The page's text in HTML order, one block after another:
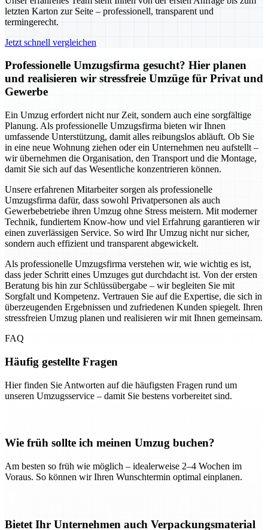
letzten Karton zur Seite – professionell, transparent und
termingerecht.
Jetzt schnell vergleichen
Professionelle Umzugsfirma gesucht? Hier planen
und realisieren wir stressfreie Umzüge für Privat und
Gewerbe
Ein Umzug erfordert nicht nur Zeit, sondern auch eine sorgfältige
Planung. Als professionelle Umzugsfirma bieten wir Ihnen
umfassende Unterstützung, damit alles reibungslos abläuft. Ob Sie
in eine neue Wohnung ziehen oder ein Unternehmen neu aufstellt –
wir übernehmen die Organisation, den Transport und die Montage,
damit Sie sich auf das Wesentliche konzentrieren können.
Unsere erfahrenen Mitarbeiter sorgen als professionelle
Umzugsfirma dafür, dass sowohl Privatpersonen als auch
Gewerbebetriebe ihren Umzug ohne Stress meistern. Mit moderner
Technik, fundiertem Know-how und viel Erfahrung garantieren wir
einen zuverlässigen Service. So wird Ihr Umzug nicht nur sicher,
sondern auch effizient und transparent abgewickelt.
Als professionelle Umzugsfirma verstehen wir, wie wichtig es ist,
dass jeder Schritt eines Umzuges gut durchdacht ist. Von der ersten
Beratung bis hin zur Schlüssübergabe – wir begleiten Sie mit
Sorgfalt und Kompetenz. Vertrauen Sie auf die Expertise, die sich in
überzeugenden Ergebnissen und zufriedenen Kunden spiegelt. Ihren
stressfreien Umzug planen und realisieren wir mit Ihnen gemeinsam.
FAQ
Häufig gestellte Fragen
Hier finden Sie Antworten auf die häufigsten Fragen rund um
unseren Umzugsservice – damit Sie bestens vorbereitet sind.
Wie früh sollte ich meinen Umzug buchen?
Am besten so früh wie möglich – idealerweise 2–4 Wochen im
Voraus. So können wir Ihren Wunschtermin optimal einplanen.
Bietet Ihr Unternehmen auch Verpackungsmaterial